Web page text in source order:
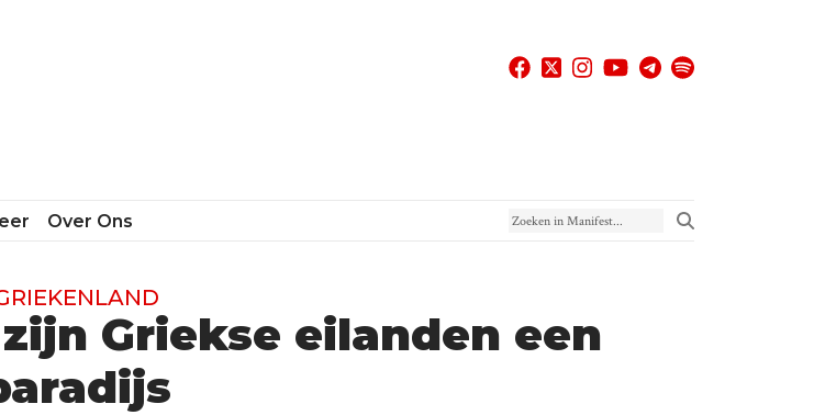
Over Ons Zoeken in Manifest
Griekse eilanden een